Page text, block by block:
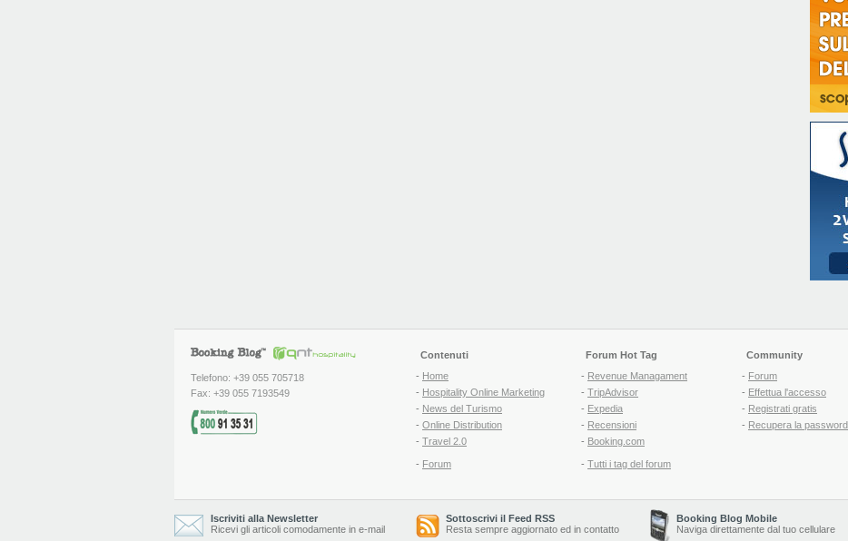
Telefono: +39 055 705718
Fax: +39 055 7193549
Contenuti
- Home
- Hospitality Online Marketing
- News del Turismo
- Online Distribution
- Travel 2.0
- Forum
Forum Hot Tag
- Revenue Managament
- TripAdvisor
- Expedia
- Recensioni
- Booking.com
- Tutti i tag del forum
Community
- Forum
- Effettua l'accesso
- Registrati gratis
- Recupera la password
Iscriviti alla Newsletter
Ricevi gli articoli comodamente in e-mail
Sottoscrivi il Feed RSS
Resta sempre aggiornato ed in contatto
Booking Blog Mobile
Naviga direttamente dal tuo cellulare